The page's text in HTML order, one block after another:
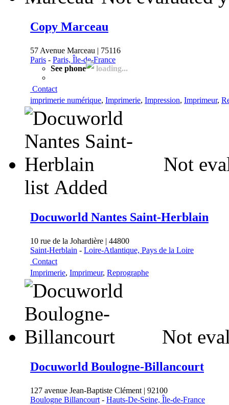
Copy Marceau
57 Avenue Marceau | 75116
Paris - Paris, Île-de-France
See phone
loading...
Contact
imprimerie numérique, Imprimerie, Impression, Imprimeur,
Not
list Added
Docuworld Nantes Saint-Herblain
10 rue de la Johardière | 44800
Saint-Herblain - Loire-Atlantique, Pays de la Loire
Contact
Imprimerie, Imprimeur, Reprographe
Not
Docuworld Boulogne-Billancourt
127 avenue Jean-Baptiste Clément | 92100
Boulogne Billancourt - Hauts-De-Seine, Île-de-France